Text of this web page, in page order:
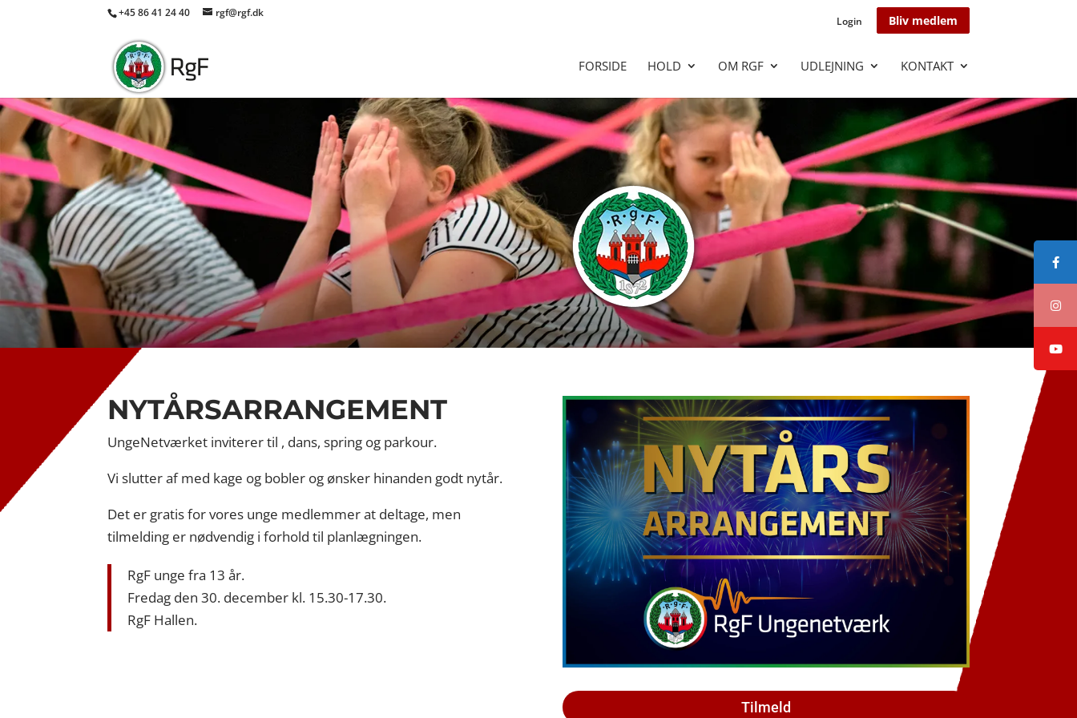
+45 86 41 24 40 rgf@rgf.dk
Login Bliv medlem
FORSIDE HOLD OM RGF UDLEJNING KONTAKT
NYTÅRSARRANGEMENT
UngeNetværket inviterer til , dans, spring og parkour.
Vi slutter af med kage og bobler og ønsker hinanden godt nytår.
Det er gratis for vores unge medlemmer at deltage, men
tilmelding er nødvendig i forhold til planlægningen.
RgF unge fra 13 år.
Fredag den 30. december kl. 15.30-17.30.
RgF Hallen.
Tilmeld